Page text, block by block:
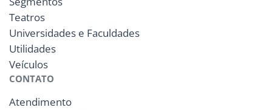
Teatros
Universidades e Faculdades
Utilidades
Veículos
CONTATO
Atendimento